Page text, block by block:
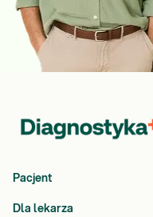
Pacjent
Dla lekarza